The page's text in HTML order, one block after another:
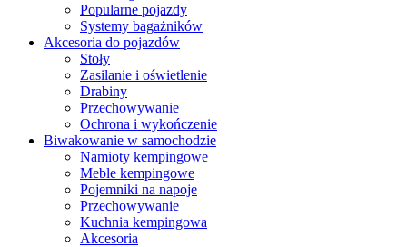
Popularne pojazdy
Systemy bagażników
Akcesoria do pojazdów
Stoły
Zasilanie i oświetlenie
Drabiny
Przechowywanie
Ochrona i wykończenie
Biwakowanie w samochodzie
Namioty kempingowe
Meble kempingowe
Pojemniki na napoje
Przechowywanie
Kuchnia kempingowa
Akcesoria